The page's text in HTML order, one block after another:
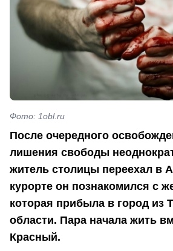
Фото: 1obl.ru
После очередного
лишения свободы
житель столицы переехал в
курорте он познакомился с
которая прибыла в город из
области. Пара начала жить
Красный.